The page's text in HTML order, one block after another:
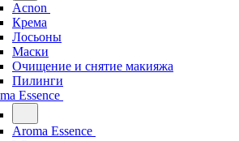
Acnon
Крема
Лосьоны
Маски
Очищение и снятие макияжа
Пилинги
Essence
Aroma Essence